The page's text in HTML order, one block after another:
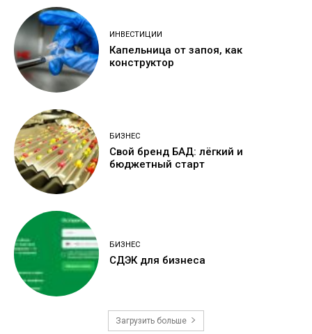
ИНВЕСТИЦИИ
Капельница от запоя, как
конструктор
БИЗНЕС
Свой бренд БАД: лёгкий и
бюджетный старт
БИЗНЕС
СДЭК для бизнеса
Загрузить больше